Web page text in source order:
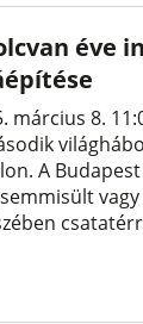
éve
március 8.
A